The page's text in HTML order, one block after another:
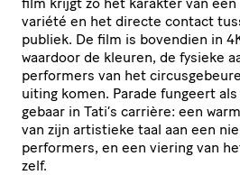
variété en het directe contact
publiek. De film is bovendien in
waardoor de kleuren, de fysieke
performers van het
uiting komen. Parade fungeert
gebaar in Tati’s carrière: een
van zijn artistieke taal aan een
performers, en een viering van
zelf.